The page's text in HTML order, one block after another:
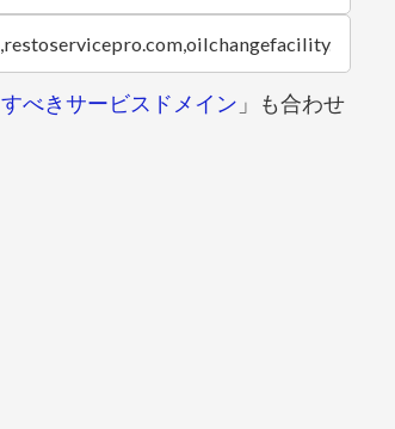
べきサービスドメイン 」も合わせ